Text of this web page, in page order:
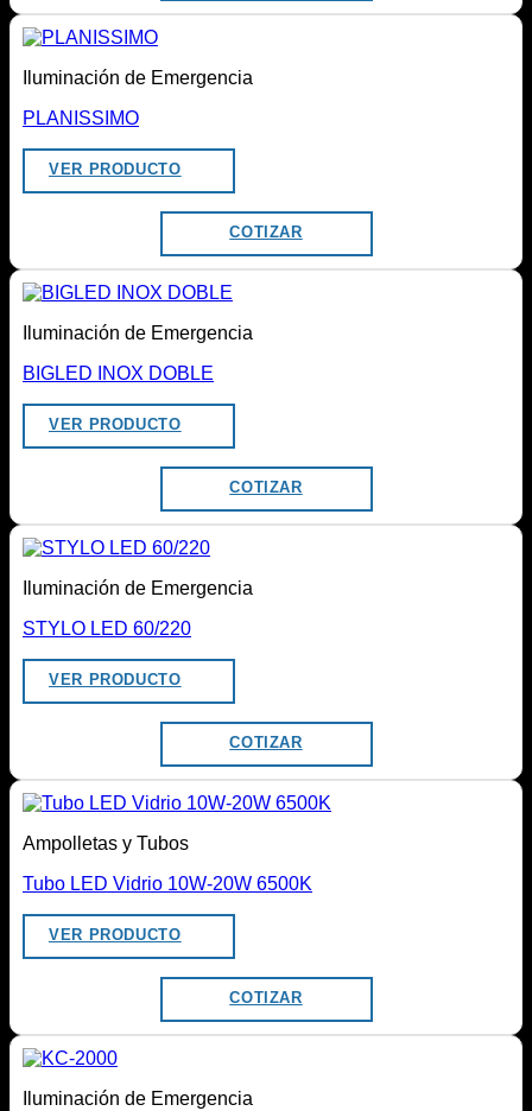
Iluminación de Emergencia
PLANISSIMO
VER PRODUCTO
COTIZAR
Iluminación de Emergencia
BIGLED INOX DOBLE
VER PRODUCTO
COTIZAR
Iluminación de Emergencia
STYLO LED 60/220
VER PRODUCTO
COTIZAR
Ampolletas y Tubos
Tubo LED Vidrio 10W-20W 6500K
VER PRODUCTO
COTIZAR
Iluminación de Emergencia